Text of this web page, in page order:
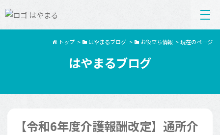
トップ > はやまるブログ > お役立ち情報 >現在のページ
はやまるブログ
【令和6年度介護報酬改定】通所介